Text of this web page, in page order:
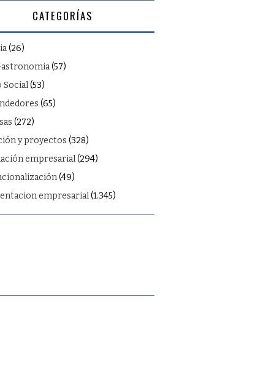
CATEGORÍAS
(26)
(57)
Social(53)
(65)
(272)
y proyectos (328)
empresarial(294)
(49)
empresarial(1.345)